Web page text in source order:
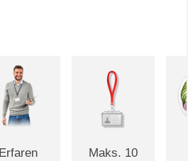
Erfaren
Maks. 10